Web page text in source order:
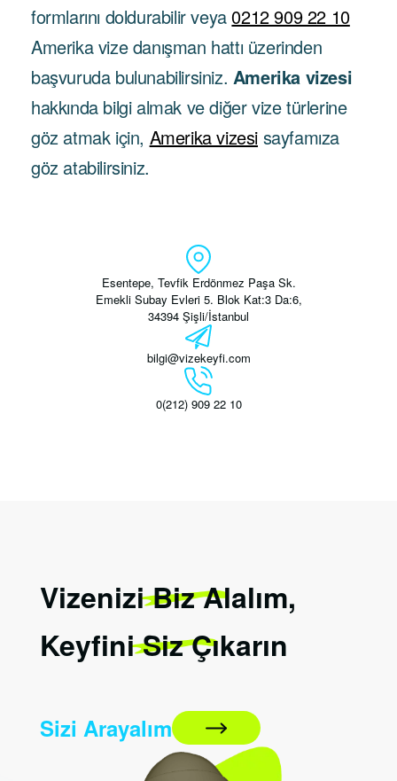
formlarını doldurabilir veya0212 909 22 10
Amerika vize danışman hattı üzerinden
başvuruda bulunabilirsiniz. Amerika vizesi
hakkında bilgi almak ve diğer vize türlerine
göz atmak için, Amerika vizesi sayfamıza
göz atabilirsiniz.
Esentepe, Tevfik Erdönmez Paşa Sk.
Emekli Subay Evleri 5. Blok Kat:3 Da:6,
34394 Şişli/İstanbul
bilgi@vizekeyfi.com
0(212) 909 22 10
VizeniziBizAlalım,
KeyfiniSizÇıkarın
Sizi Arayalım